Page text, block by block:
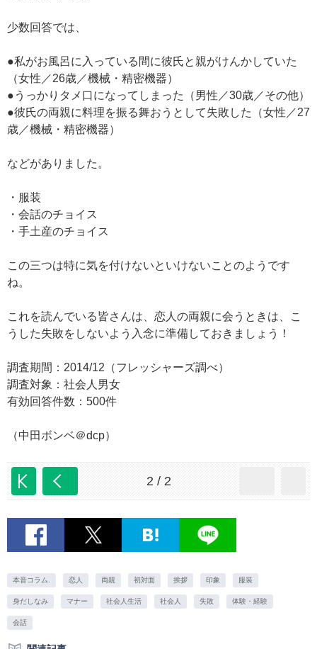
少数回答では、
●私がお風呂に入っている間に彼氏と親がけんかしていた
（女性／26歳／機械・精密機器）
●うっかりタメ口になってしまった（男性／30歳／その他）
●彼氏の両親に料理を振る舞おうとして失敗した（女性／27
歳／機械・精密機器）
などがありました。
・服装
・会話のチョイス
・手土産のチョイス
この三つは特に気を付けないといけないことのようです
ね。
これを読んでいる皆さんは、恋人の両親に会うときは、こ
うした失敗をしないよう入念に準備しておきましょう！
調査期間：2014/12（フレッシャーズ調べ）
調査対象：社会人男女
有効回答件数：500件
（中田ボンベ＠dcp）
2 / 2
本音コラム. 恋人 両親 初対面 挨拶 印象 服装
身だしなみ マナー 社会人生活 社会人 失敗 体験・経験
会話